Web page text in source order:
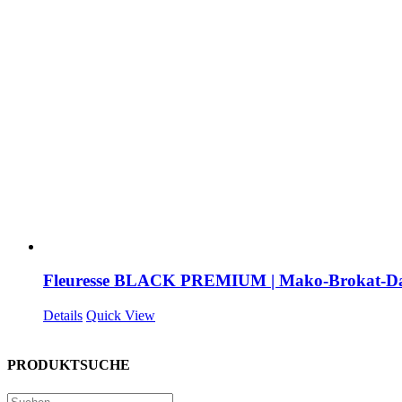
Fleuresse BLACK PREMIUM | Mako-Brokat-
Details Quick View
PRODUKTSUCHE